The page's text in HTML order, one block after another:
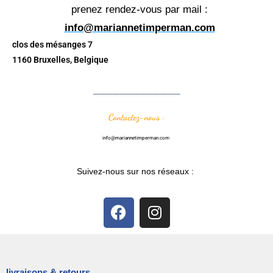
prenez rendez-vous par mail :
info@mariannetimperman.com
clos des mésanges 7
1160 Bruxelles, Belgique
Contactez-nous :
info@mariannetimperman.com
Suivez-nous sur nos réseaux :